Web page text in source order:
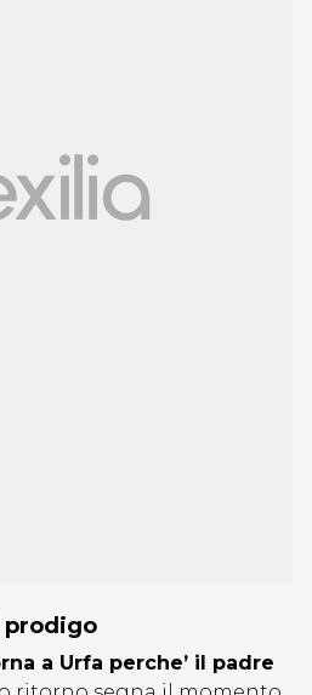
prodigo
a Urfa perche’ il padre